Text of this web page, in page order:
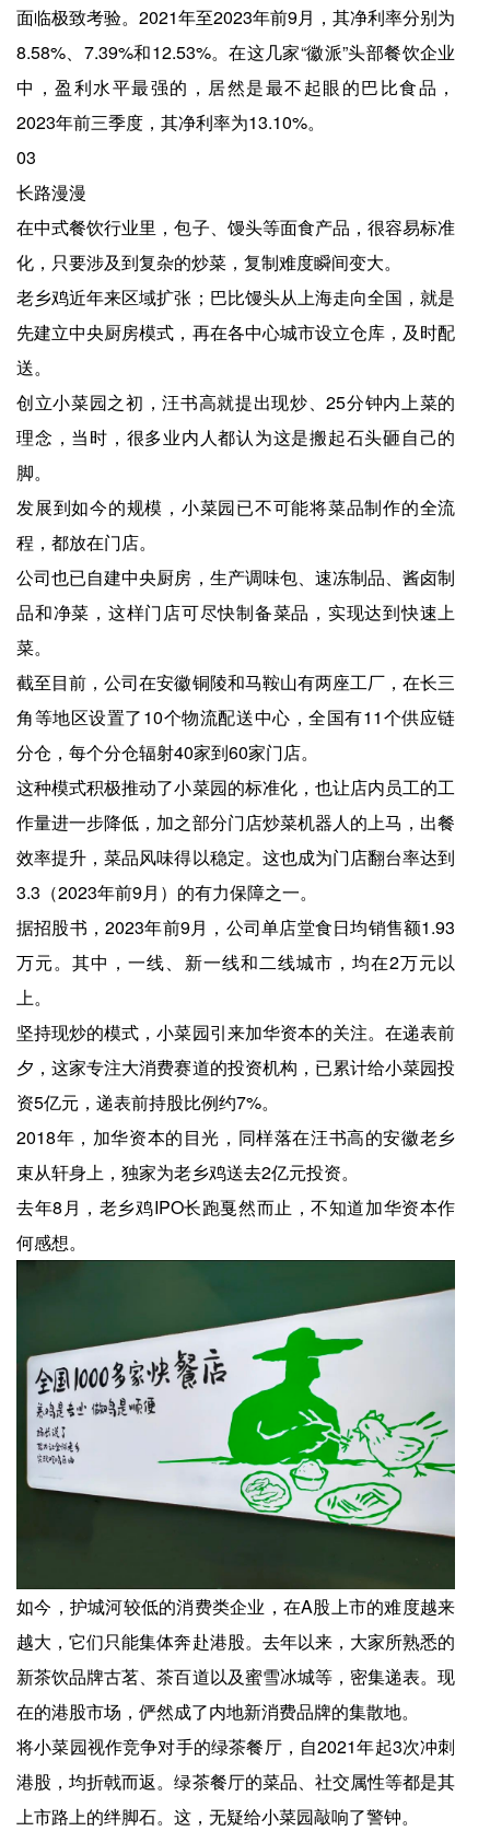
面临极致考验。2021年至2023年前9月，其净利率分别为
8.58%、7.39%和12.53%。在这几家“徽派”头部餐饮企业
中，盈利水平最强的，居然是最不起眼的巴比食品，
2023年前三季度，其净利率为13.10%。
03
长路漫漫
在中式餐饮行业里，包子、馒头等面食产品，很容易标准
化，只要涉及到复杂的炒菜，复制难度瞬间变大。
老乡鸡近年来区域扩张；巴比馒头从上海走向全国，就是
先建立中央厨房模式，再在各中心城市设立仓库，及时配
送。
创立小菜园之初，汪书高就提出现炒、25分钟内上菜的
理念，当时，很多业内人都认为这是搬起石头砸自己的
脚。
发展到如今的规模，小菜园已不可能将菜品制作的全流
程，都放在门店。
公司也已自建中央厨房，生产调味包、速冻制品、酱卤制
品和净菜，这样门店可尽快制备菜品，实现达到快速上
菜。
截至目前，公司在安徽铜陵和马鞍山有两座工厂，在长三
角等地区设置了10个物流配送中心，全国有11个供应链
分仓，每个分仓辐射40家到60家门店。
这种模式积极推动了小菜园的标准化，也让店内员工的工
作量进一步降低，加之部分门店炒菜机器人的上马，出餐
效率提升，菜品风味得以稳定。这也成为门店翻台率达到
3.3（2023年前9月）的有力保障之一。
据招股书，2023年前9月，公司单店堂食日均销售额1.93
万元。其中，一线、新一线和二线城市，均在2万元以
上。
坚持现炒的模式，小菜园引来加华资本的关注。在递表前
夕，这家专注大消费赛道的投资机构，已累计给小菜园投
资5亿元，递表前持股比例约7%。
2018年，加华资本的目光，同样落在汪书高的安徽老乡
束从轩身上，独家为老乡鸡送去2亿元投资。
去年8月，老乡鸡IPO长跑戛然而止，不知道加华资本作
何感想。
如今，护城河较低的消费类企业，在A股上市的难度越来
越大，它们只能集体奔赴港股。去年以来，大家所熟悉的
新茶饮品牌古茗、茶百道以及蜜雪冰城等，密集递表。现
在的港股市场，俨然成了内地新消费品牌的集散地。
将小菜园视作竞争对手的绿茶餐厅，自2021年起3次冲刺
港股，均折戟而返。绿茶餐厅的菜品、社交属性等都是其
上市路上的绊脚石。这，无疑给小菜园敲响了警钟。